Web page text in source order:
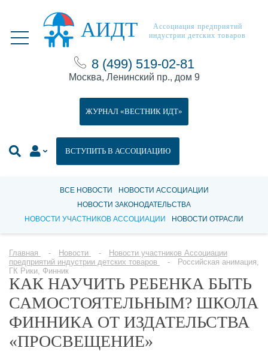
АИДТ
Ассоциация предприятий
индустрии детских товаров
8 (499) 519-02-81
Москва, Ленинский пр., дом 9
ВСТУПИТЬ В АССОЦИАЦИЮ
ЖУРНАЛ «ВЕСТНИК ИДТ»
ВСЕ НОВОСТИ
НОВОСТИ АССОЦИАЦИИ
НОВОСТИ ЗАКОНОДАТЕЛЬСТВА
НОВОСТИ УЧАСТНИКОВ АССОЦИАЦИИ
НОВОСТИ ОТРАСЛИ
Главная Новости
Новости участников Ассоциации
предприятий индустрии детских товаров
Российская анимация,
ГК Рики, Финник
КАК НАУЧИТЬ РЕБЕНКА БЫТЬ
САМОСТОЯТЕЛЬНЫМ? ШКОЛА
ФИННИКА ОТ ИЗДАТЕЛЬСТВА
«ПРОСВЕЩЕНИЕ»